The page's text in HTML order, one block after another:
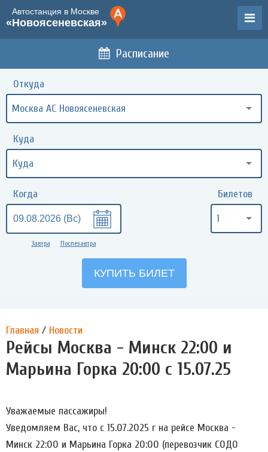
Автостанция в Москве
«Новоясеневская»
Расписание
Откуда
Москва АС Новоясеневская
Куда
Когда
Завтра Послезавтра
Билетов
1
Главная / Новости
Рейсы Москва - Минск 22:00 и
Марьина Горка 20:00 с 15.07.25
Уважаемые пассажиры!
Уведомляем Вас, что с 15.07.2025 г на рейсе Москва -
Минск 22:00 и Марьина Горка 20:00 (перевозчик СОДО